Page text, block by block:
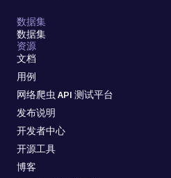
数据集
数据集
资源
文档
用例
网络爬虫 API 测试平台
发布说明
开发者中心
开源工具
博客